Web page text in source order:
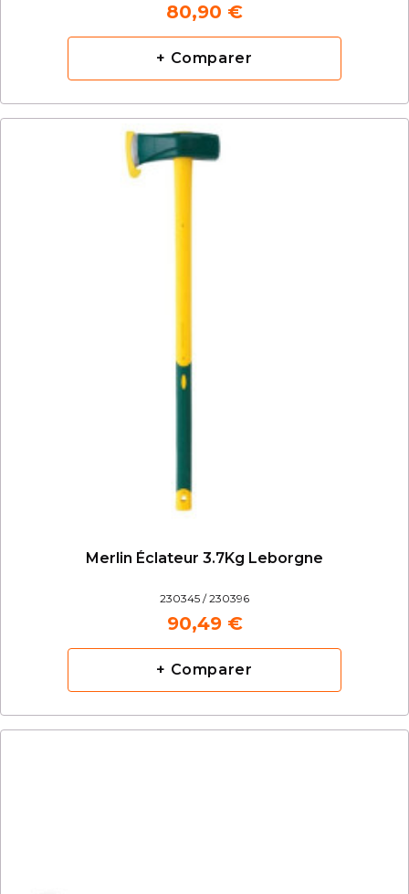
80,90 €
+ Comparer
Merlin Éclateur 3.7Kg Leborgne
230345 / 230396
90,49 €
+ Comparer